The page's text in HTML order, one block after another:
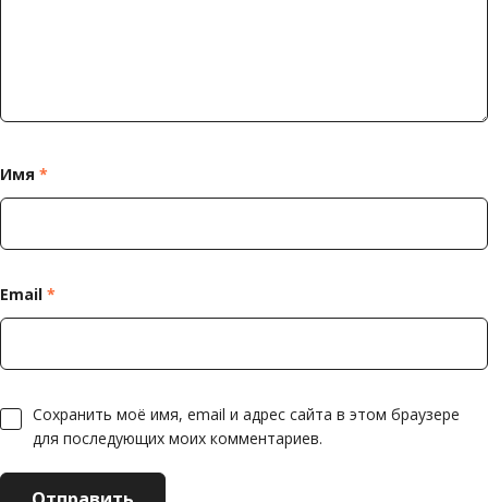
Имя *
Email *
Сохранить моё имя, email и адрес сайта в этом браузере
для последующих моих комментариев.